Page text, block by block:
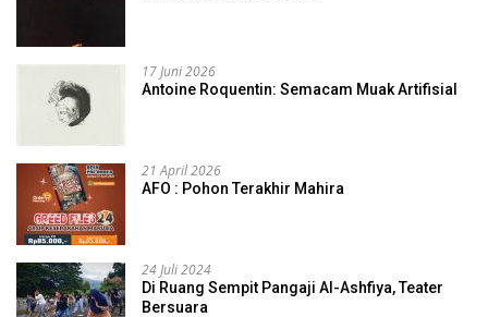
17 Juni 2026
Antoine Roquentin: Semacam Muak Artifisial
21 April 2026
AFO : Pohon Terakhir Mahira
24 Juli 2024
Di Ruang Sempit Pangaji Al-Ashfiya, Teater
Bersuara